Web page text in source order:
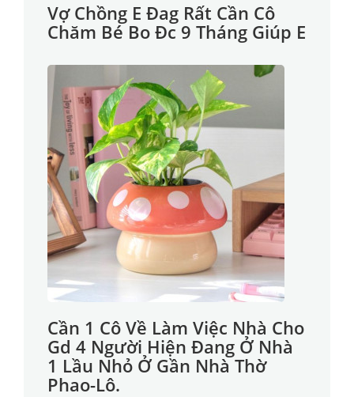
Vợ Chồng E Đag Rất Cần Cô
Chăm Bé Bo Đc 9 Tháng Giúp E
Cần 1 Cô Về Làm Việc Nhà Cho
Gd 4 Người Hiện Đang Ở Nhà
1 Lầu Nhỏ Ở Gần Nhà Thờ
Phao-Lô.